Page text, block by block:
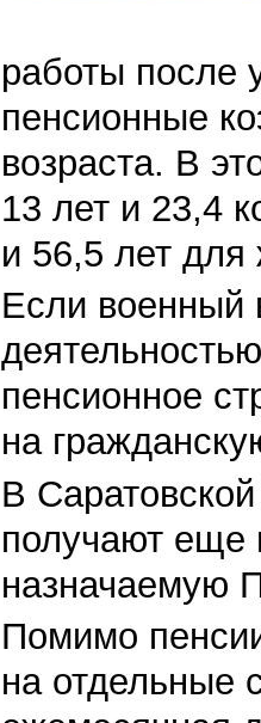
работы после
пенсионные
возраста. В
13 лет и 23,4
и 56,5 лет
Если военный
пенсионное
на
В
получают еще
назначаемую
Помимо
на отдельные